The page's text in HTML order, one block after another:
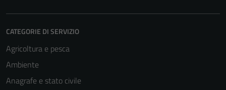
CATEGORIE DI SERVIZIO
Agricoltura e pesca
Ambiente
Anagrafe e stato civile